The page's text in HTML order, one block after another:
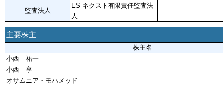
監査法人
ES ネクスト有限責任監査法
人
主要株主
株主名
小西 祐一
小西 享
オサムニア・モハメッド